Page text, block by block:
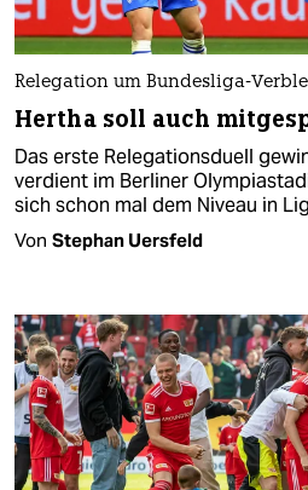
Relegation um Bundesliga-
Hertha soll auch
Das erste Relegationsduell
verdient im Berliner
sich schon mal dem Niveau in
Von Stephan Uersfeld